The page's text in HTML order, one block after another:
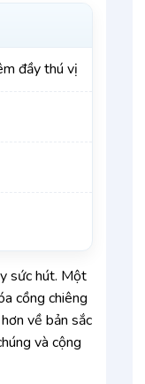
đầy thú vị
sức hút. Một
cồng chiêng
về bản sắc
và cộng